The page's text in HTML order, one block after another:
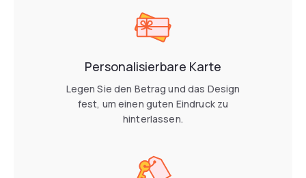
Personalisierbare Karte
Legen Sie den Betrag und das Design
fest, um einen guten Eindruck zu
hinterlassen.